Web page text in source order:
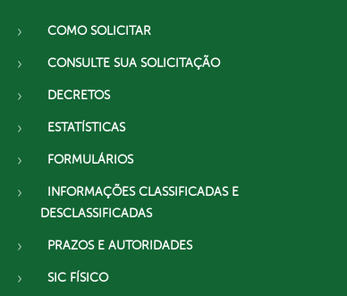
COMO SOLICITAR
CONSULTE SUA SOLICITAÇÃO
DECRETOS
ESTATÍSTICAS
FORMULÁRIOS
INFORMAÇÕES CLASSIFICADAS E
DESCLASSIFICADAS
PRAZOS E AUTORIDADES
SIC FÍSICO